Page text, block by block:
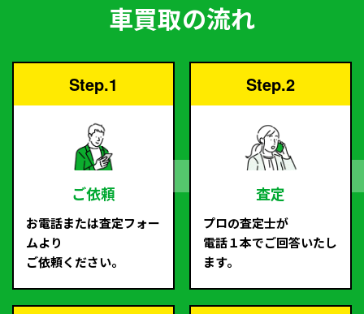
車買取の流れ
Step.1
ご依頼
お電話または査定フォー
ムより
ご依頼ください。
Step.2
査定
プロの査定士が
電話１本でご回答いたし
ます。